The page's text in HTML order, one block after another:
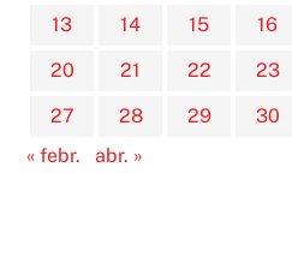
13
14 15 16
20
21 22 23
27
28 29 30
« febr.
abr. »